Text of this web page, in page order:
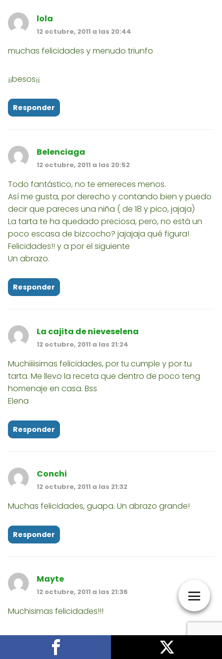
lola
12 octubre, 2011 a las 20:44
muchas felicidades y menudo triunfo
¡¡besos¡¡
Responder
Belenciaga
12 octubre, 2011 a las 20:52
Todo fantástico, no te emereces menos.
Así me gusta, por derecho y contando bien y puedo
decir que pareces una niña ( de 18 y pico, jajaja)
La tarta te ha quedado preciosa, pero, no está un
poco escasa de bizcocho? jajajaja qué figura!
Felicidades!! y a por el siguiente
Un abrazo.
Responder
La cajita de nieveselena
12 octubre, 2011 a las 21:24
Muchiiiisimas felicidades, por tu cumple y por tu
tarta. Me llevo la receta que dentro de poco teng
homenaje en casa. Bss
Elena
Responder
Conchi
12 octubre, 2011 a las 21:32
Muchas felicidades, guapa. Un abrazo grande!
Responder
Mayte
12 octubre, 2011 a las 21:36
Muchisimas felicidades!!!
Un abrazo con mucho cariño, que mereces mucho